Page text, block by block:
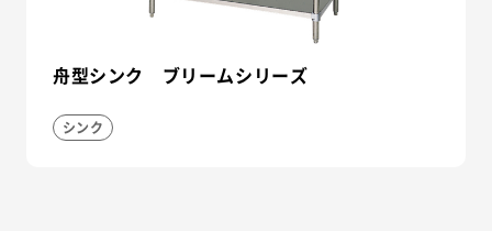
舟型シンク ブリームシリーズ
シンク